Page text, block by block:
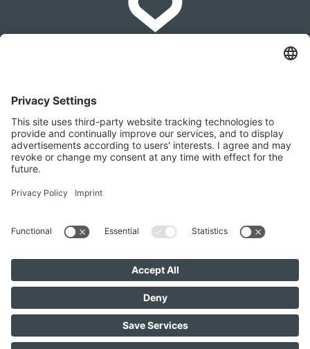
Franz-Josef-Straße 2, 4540 Bad Hall
+436642279874
office@immomaklerei.at
IMMOMAKLEREI © 2026
Contacto Aviso legal
Protección de datos
Datenschutzeinstellungen